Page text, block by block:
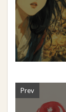
Prev